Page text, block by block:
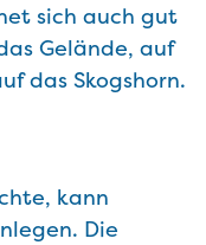
sich auch gut
Gelände, auf
das Skogshorn.
kann
Die